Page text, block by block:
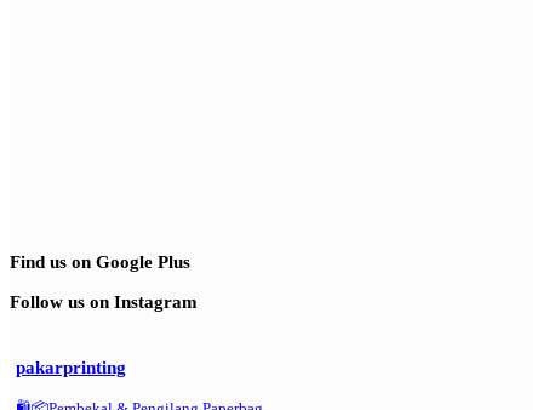
Find us on Google Plus
Follow us on Instagram
pakarprinting